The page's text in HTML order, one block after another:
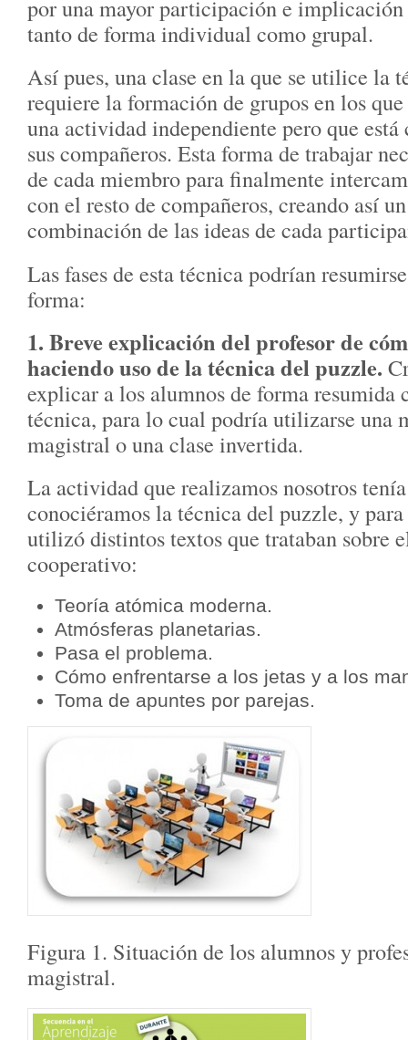
por una mayor participación e implicación
tanto de forma individual como grupal.
Así pues, una clase en la que se utilice la
requiere la formación de grupos en los
una actividad independiente pero que está
sus compañeros. Esta forma de trabajar
de cada miembro para finalmente
con el resto de compañeros, creando así
combinación de las ideas de cada
Las fases de esta técnica podrían
forma:
1. Breve explicación del profesor de
haciendo uso de la técnica del puzzle.
explicar a los alumnos de forma resumida
técnica, para lo cual podría utilizarse una
magistral o una clase invertida.
La actividad que realizamos nosotros
conociéramos la técnica del puzzle, y
utilizó distintos textos que trataban sobre
cooperativo:
Teoría atómica moderna.
Atmósferas planetarias.
Pasa el problema.
Cómo enfrentarse a los jetas y a los
Toma de apuntes por parejas.
Figura 1. Situación de los alumnos y
magistral.